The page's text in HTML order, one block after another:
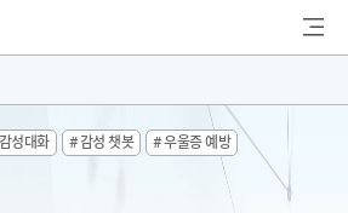
색
성대화 # 감성 챗봇 # 우울증 예방